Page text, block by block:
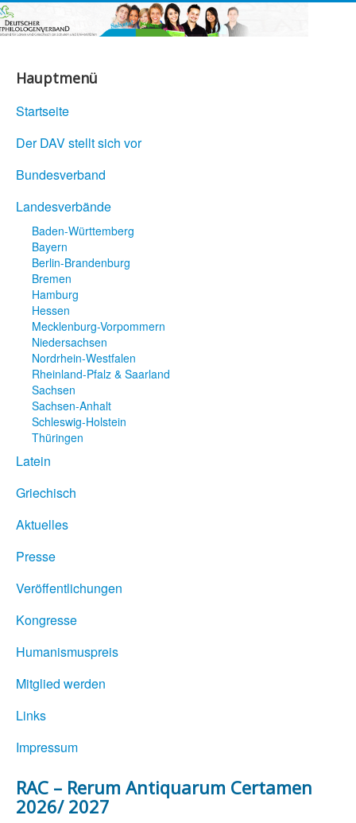
Hauptmenü
Startseite
Der DAV stellt sich vor
Bundesverband
Landesverbände
Baden-Württemberg
Bayern
Berlin-Brandenburg
Bremen
Hamburg
Hessen
Mecklenburg-Vorpommern
Niedersachsen
Nordrhein-Westfalen
Rheinland-Pfalz & Saarland
Sachsen
Sachsen-Anhalt
Schleswig-Holstein
Thüringen
Latein
Griechisch
Aktuelles
Presse
Veröffentlichungen
Kongresse
Humanismuspreis
Mitglied werden
Links
Impressum
RAC – Rerum Antiquarum Certamen
2026/ 2027